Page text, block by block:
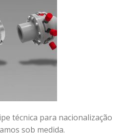
técnica para nacionalização
sob medida.